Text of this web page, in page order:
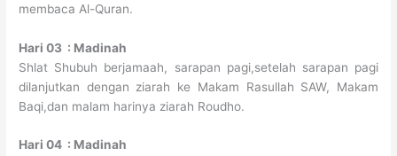
membaca Al-Quran.
Hari 03 : Madinah
Shlat Shubuh berjamaah, sarapan pagi,setelah sarapan pagi
dilanjutkan dengan ziarah ke Makam Rasullah SAW, Makam
Baqi,dan malam harinya ziarah Roudho.
Hari 04 : Madinah